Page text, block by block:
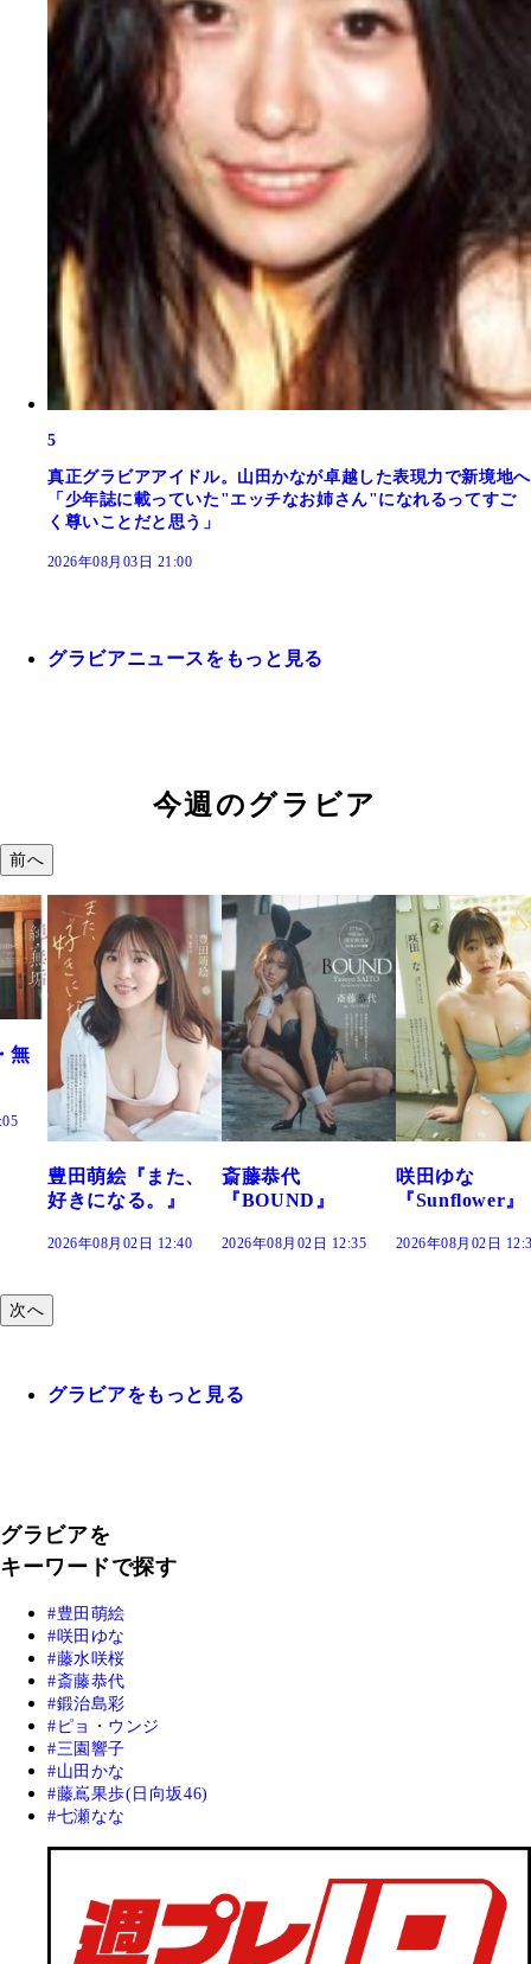
5
真正グラビアアイドル。山田かなが卓越した表現力で新境地へ
「少年誌に載っていた"エッチなお姉さん"になれるってすご
く尊いことだと思う」
2026年08月03日 21:00
グラビアニュースをもっと見る
今週のグラビア
前へ
斎藤恭代
『BOUND』
2026年08月02日 12:35
咲田ゆな
『Sunflower』
2026年08月02日 12:30
藤水咲桜『花
だまり』
2026年08月02日
次へ
グラビアをもっと見る
グラビアを
キーワードで探す
豊田萌絵
咲田ゆな
藤水咲桜
斎藤恭代
鍛治島彩
ピョ・ウンジ
三園響子
山田かな
藤嶌果歩(日向坂46)
七瀬なな